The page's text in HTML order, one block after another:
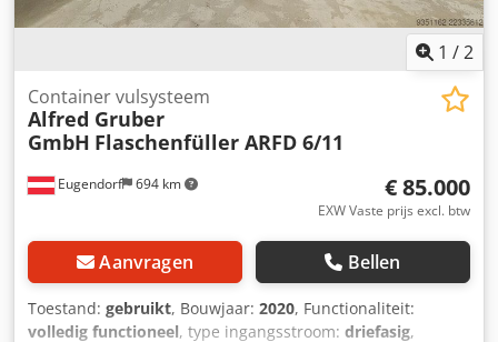
1 /2
Eugendorf 694 km
Container vulsysteem
Alfred Gruber
GmbH Flaschenfüller ARFD 6/11
€ 85.000
EXW Vaste prijs excl. btw
Aanvragen Bellen
Toestand: gebruikt, Bouwjaar: 2020, Functionaliteit:
volledig functioneel, type ingangsstroom: driefasig,